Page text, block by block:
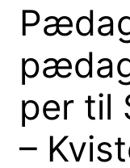
per til
–